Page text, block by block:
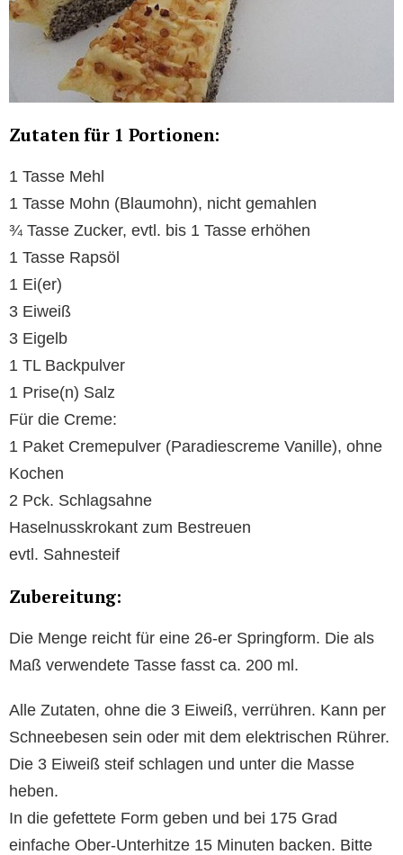
Zutaten für 1 Portionen:
1 Tasse Mehl
1 Tasse Mohn (Blaumohn), nicht gemahlen
¾ Tasse Zucker, evtl. bis 1 Tasse erhöhen
1 Tasse Rapsöl
1 Ei(er)
3 Eiweiß
3 Eigelb
1 TL Backpulver
1 Prise(n) Salz
Für die Creme:
1 Paket Cremepulver (Paradiescreme Vanille), ohne
Kochen
2 Pck. Schlagsahne
Haselnusskrokant zum Bestreuen
evtl. Sahnesteif
Zubereitung:
Die Menge reicht für eine 26-er Springform. Die als
Maß verwendete Tasse fasst ca. 200 ml.
Alle Zutaten, ohne die 3 Eiweiß, verrühren. Kann per
Schneebesen sein oder mit dem elektrischen Rührer.
Die 3 Eiweiß steif schlagen und unter die Masse
heben.
In die gefettete Form geben und bei 175 Grad
einfache Ober-Unterhitze 15 Minuten backen. Bitte